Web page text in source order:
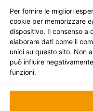
Per fornire le migliori
cookie per memorizzare
dispositivo. Il consenso a
elaborare dati come il
unici su questo sito. Non
può influire
funzioni.
© 2021 - 2026
CF e P. IVA